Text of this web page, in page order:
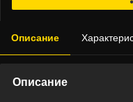
Описание
Описание